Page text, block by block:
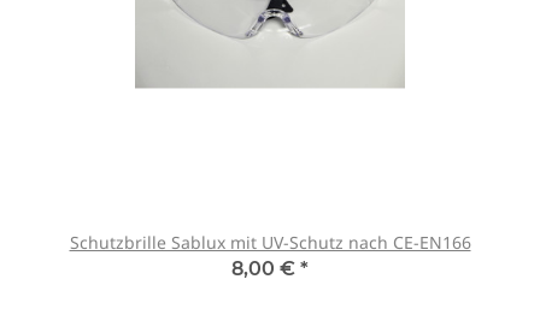
Schutzbrille Sablux mit UV-Schutz nach CE-EN166
8,00 € *